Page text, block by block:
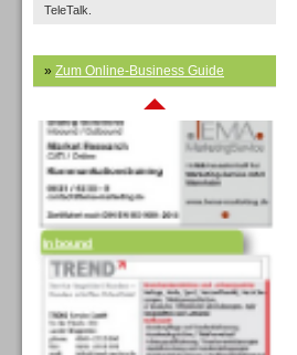
TeleTalk.
» Zum Online-Business Guide
Inbound
Inbound